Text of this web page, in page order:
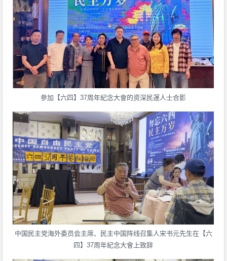
參加【六四】37周年紀念大會的资深民運人士合影
中国民主党海外委员会主席、民主中国阵线召集人宋书元先生在【六
四】37周年紀念大會上致辞